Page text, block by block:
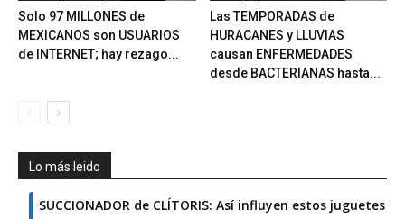
Solo 97 MILLONES de
MEXICANOS son USUARIOS
de INTERNET; hay rezago...
Las TEMPORADAS de
HURACANES y LLUVIAS
causan ENFERMEDADES
desde BACTERIANAS hasta...
Lo más leido
SUCCIONADOR de CLÍTORIS: Así influyen estos juguetes